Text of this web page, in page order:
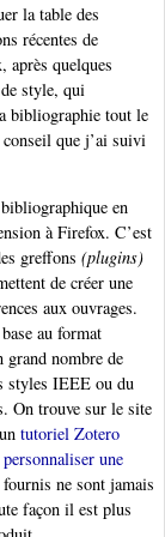
la table des
récentes de
après quelques
style, qui
bibliographie tout le
que j’ai suivi
en
à Firefox. C’est
greffons (plugins)
de créer une
aux ouvrages.
au format
nombre de
styles IEEE ou du
On trouve sur le site
tutoriel Zotero
une
ne sont jamais
façon il est plus